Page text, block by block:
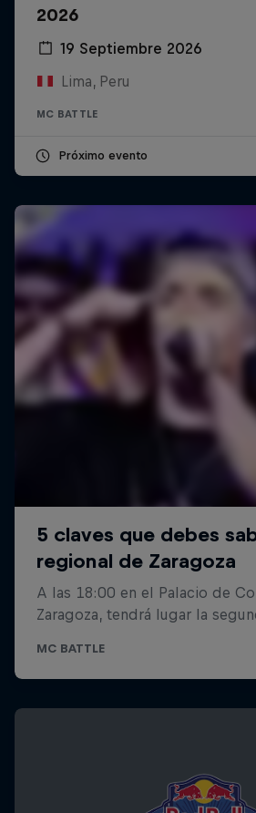
2026
19 Septiembre 2026
Lima, Peru
MC BATTLE
Próximo evento